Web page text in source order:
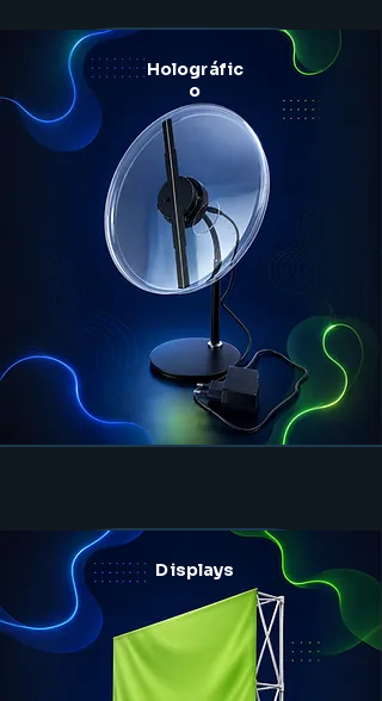
Holográfic
o
Displays